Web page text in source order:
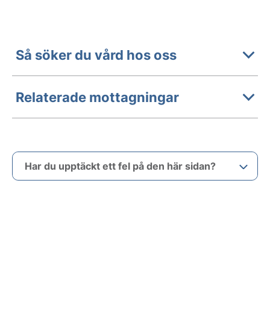
Så söker du vård hos oss
Relaterade mottagningar
Har du upptäckt ett fel på den här sidan?